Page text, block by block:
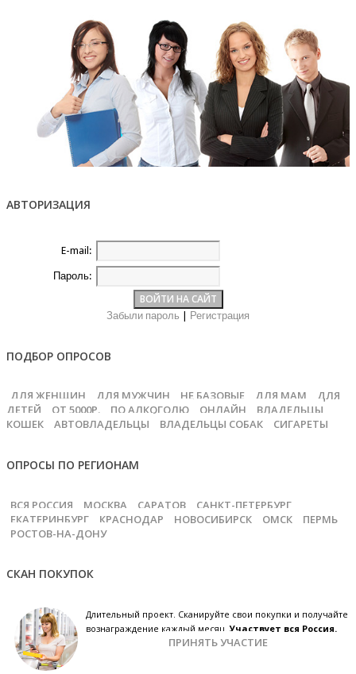
АВТОРИЗАЦИЯ
E-mail:
Пароль:
Забыли пароль Регистрация
ПОДБОР ОПРОСОВ
ДЛЯ ЖЕНЩИН ДЛЯ МУЖЧИН НЕ БАЗОВЫЕ ДЛЯ МАМ
ДЛЯ
ДЕТЕЙ
ОТ 5000Р. ПО АЛКОГОЛЮ ОНЛАЙН
ВЛАДЕЛЬЦЫ
КОШЕК
АВТОВЛАДЕЛЬЦЫ ВЛАДЕЛЬЦЫ СОБАК СИГАРЕТЫ
ОПРОСЫ ПО РЕГИОНАМ
ВСЯ РОССИЯ МОСКВА САРАТОВ
САНКТ-ПЕТЕРБУРГ
ЕКАТЕРИНБУРГ
КРАСНОДАР НОВОСИБИРСК ОМСК
ПЕРМЬ
РОСТОВ-НА-ДОНУ
СКАН ПОКУПОК
Длительный проект. Сканируйте свои покупки и получайте
вознаграждение каждый месяц.Участвует вся Россия.
ПРИНЯТЬ УЧАСТИЕ